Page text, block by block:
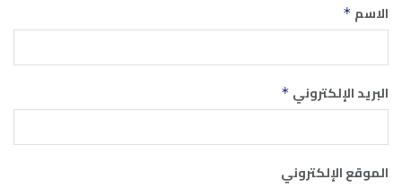
الاسم *
البريد الإلكتروني *
الموقع الإلكتروني